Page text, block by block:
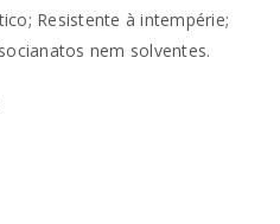
Resistente à intempérie;
nem solventes.